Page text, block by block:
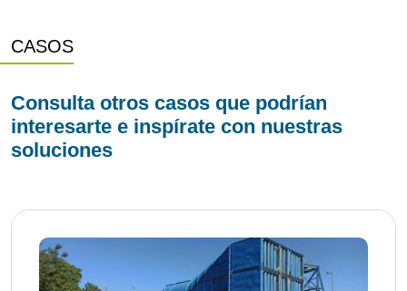
CASOS
Consulta otros casos que podrían
interesarte e inspírate con nuestras
soluciones